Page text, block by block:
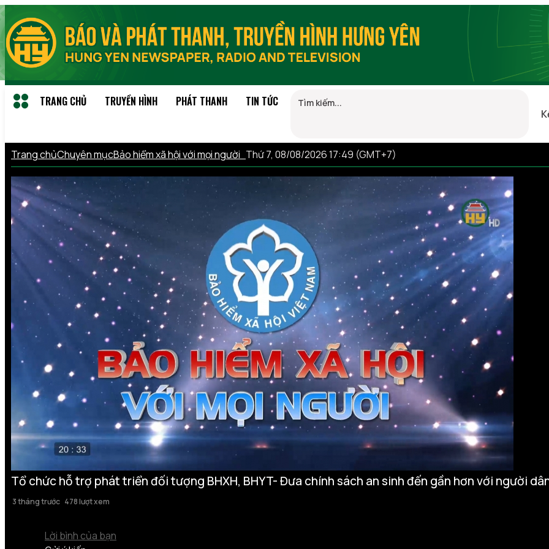
TRANG CHỦ TRUYỀN HÌNH PHÁT THANH TIN TỨC
Trang chủChuyên mụcBảo hiểm xã hội với mọi người Thứ 7, 08/08/2026 17:49 (GMT+7)
Tổ chức hỗ trợ phát triển đối tượng BHXH, BHYT- Đưa chính sách an sinh đến gần hơn với người
3 tháng trước 478 lượt xem
Lời bình của bạn